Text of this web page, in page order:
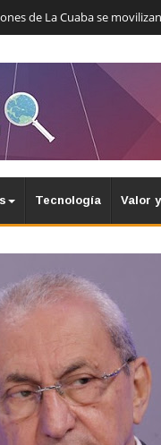
de La Cuaba se
Tecnología Valor